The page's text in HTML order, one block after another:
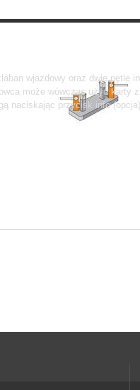
wjazdowy oraz dwie pętle
może wówczas użyć karty
naciskając przycisk info